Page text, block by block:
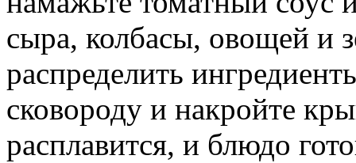
сыра, колбасы, овощей и
распределить
сковороду и накройте
расплавится, и блюдо